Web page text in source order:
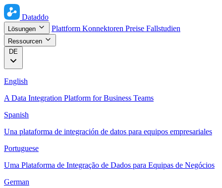
Dataddo
Lösungen Plattform Konnektoren Preise Fallstudien
Ressourcen
DE
English
A Data Integration Platform for Business Teams
Spanish
Una plataforma de integración de datos para equipos empresariales
Portuguese
Uma Plataforma de Integração de Dados para Equipas de Negócios
German